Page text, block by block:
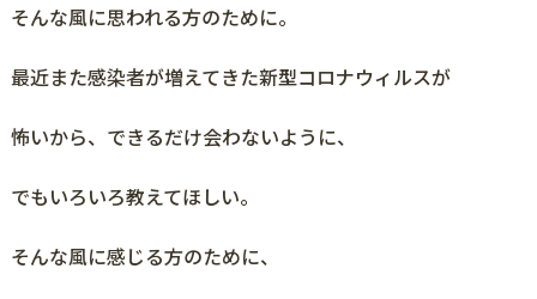
そんな風に思われる方のために。
最近また感染者が増えてきた新型コロナウィルスが
怖いから、できるだけ会わないように、
でもいろいろ教えてほしい。
そんな風に感じる方のために、